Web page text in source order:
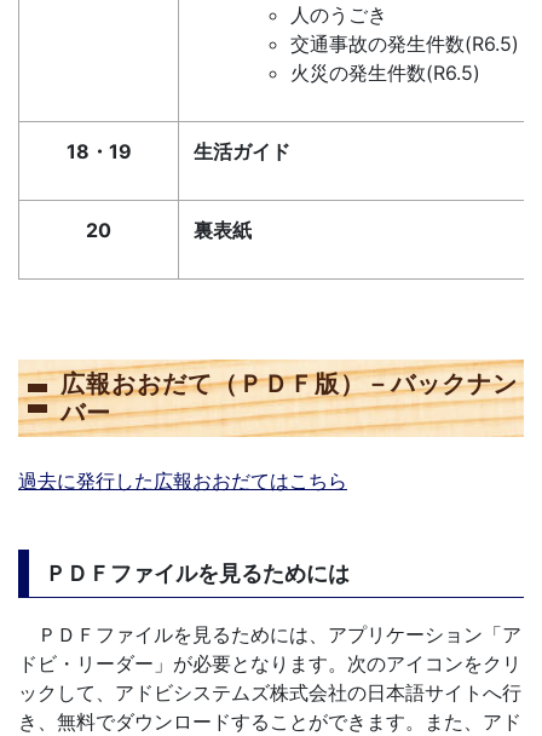
人のうごき
交通事故の発生件数(R6.5)
火災の発生件数(R6.5)
18・19 生活ガイド
20 裏表紙
広報おおだて（ＰＤＦ版）－バックナン
バー
過去に発行した広報おおだてはこちら
ＰＤＦファイルを見るためには
ＰＤＦファイルを見るためには、アプリケーション「ア
ドビ・リーダー」が必要となります。次のアイコンをクリ
ックして、アドビシステムズ株式会社の日本語サイトへ行
き、無料でダウンロードすることができます。また、アド